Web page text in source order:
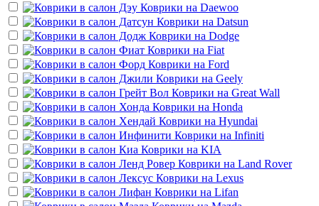
Коврики на Daewoo
Коврики на Datsun
Коврики на Dodge
Коврики на Fiat
Коврики на Ford
Коврики на Geely
Коврики на Great Wall
Коврики на Honda
Коврики на Hyundai
Коврики на Infiniti
Коврики на KIA
Коврики на Land Rover
Коврики на Lexus
Коврики на Lifan